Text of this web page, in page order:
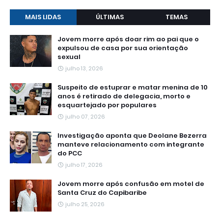
MAIS LIDAS ÚLTIMAS TEMAS
Jovem morre após doar rim ao pai que o
expulsou de casa por sua orientação
sexual
julho 13, 2026
Suspeito de estuprar e matar menina de 10
anos é retirado de delegacia, morto e
esquartejado por populares
julho 07, 2026
Investigação aponta que Deolane Bezerra
manteve relacionamento com integrante
do PCC
julho 17, 2026
Jovem morre após confusão em motel de
Santa Cruz do Capibaribe
julho 25, 2026